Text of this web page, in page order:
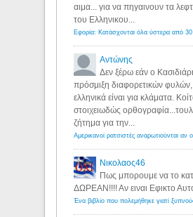
αιμα... για να πηγαινουν τα
του Ελληνικου...
Αντώνης
Δεν ξέρω εάν ο
πρόσμιξη διαφορετικών
ελληνικά είναι για κλάματα.
στοιχειωδώς
ζήτημα για την...
Νικολαος46
Πως μπορουμε να το
ΔΩΡΕΑΝ!!!! Αν ειναι Εφικτο